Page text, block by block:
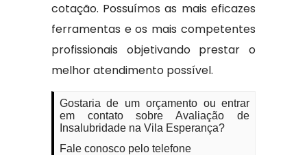
cotação. Possuímos as mais eficazes
ferramentas e os mais competentes
profissionais objetivando prestar o
melhor atendimento possível.
Gostaria de um orçamento ou entrar
em contato sobre Avaliação de
Insalubridade na Vila Esperança?
Fale conosco pelo telefone